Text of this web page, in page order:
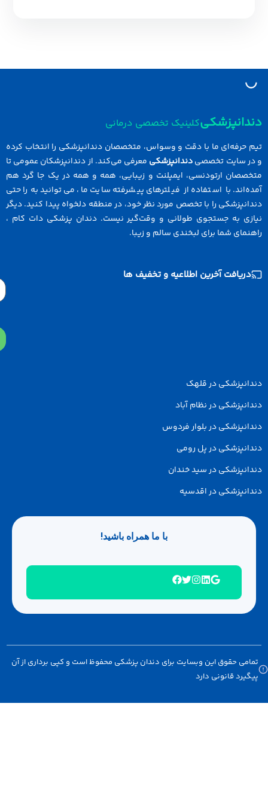
کلینیک تخصصی درمانی
حرفه‌ای ما با دقت و وسواس، متخصصان دندانپزشکی را انتخاب کرده
سایت تخصصیدندانپزشکیمعرفی می‌کند. از دندانپزشکان عمومی تا
ارتودنسی، ایمپلنت و زیبایی، همه و همه در یک جا گرد هم
با استفاده از فیلترهای پیشرفته سایت ما، می‌توانید به راحتی
را با تخصص مورد نظر خود، در منطقه دلخواه پیدا کنید. دیگر
به جستجوی طولانی و وقت‌گیر نیست. دندان پزشکی دات کام ،
شما برای لبخندی سالم و زیبا.
دریافت آخرین اطلاعیه و تخفیف ها
در قلهک
در نظام آباد
در بلوار فردوس
در پل رومی
در سید خندان
در اقدسیه
با ما همراه باشید!
حقوق این وبسایت برای دندان پزشکی محفوظ است و کپی برداری از آن
قانونی دارد